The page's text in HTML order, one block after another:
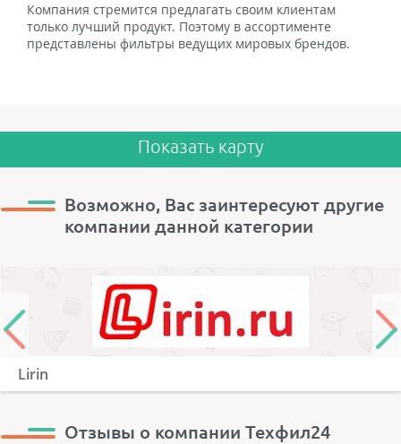
Компания стремится предлагать своим клиентам
только лучший продукт. Поэтому в ассортименте
представлены фильтры ведущих мировых брендов.
Показать карту
Возможно, Вас заинтересуют другие
компании данной категории
Lirin
Отзывы о компании Техфил24